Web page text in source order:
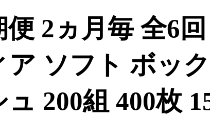
便 2ヵ月毎 全6
ア ソフト ボッ
ュ 200組 400枚